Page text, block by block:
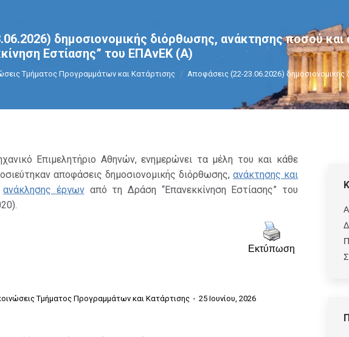
δημοσιονομικής διόρθωσης, ανάκτησης ποσού
Εστίασης” του ΕΠΑνΕΚ (A)
Τμήματος Προγραμμάτων και Κατάρτισης Αποφάσεις (22-23.06.2026)
Επιμελητήριο Αθηνών, ενημερώνει τα μέλη του και κάθε
αποφάσεις δημοσιονομικής διόρθωσης, ανάκτησης και
ανάκλησης έργωναπό τη Δράση “Επανεκκίνηση Εστίασης” του
Εκτύπωση
Τμήματος Προγραμμάτων και Κατάρτισης 25 Ιουνίου, 2026